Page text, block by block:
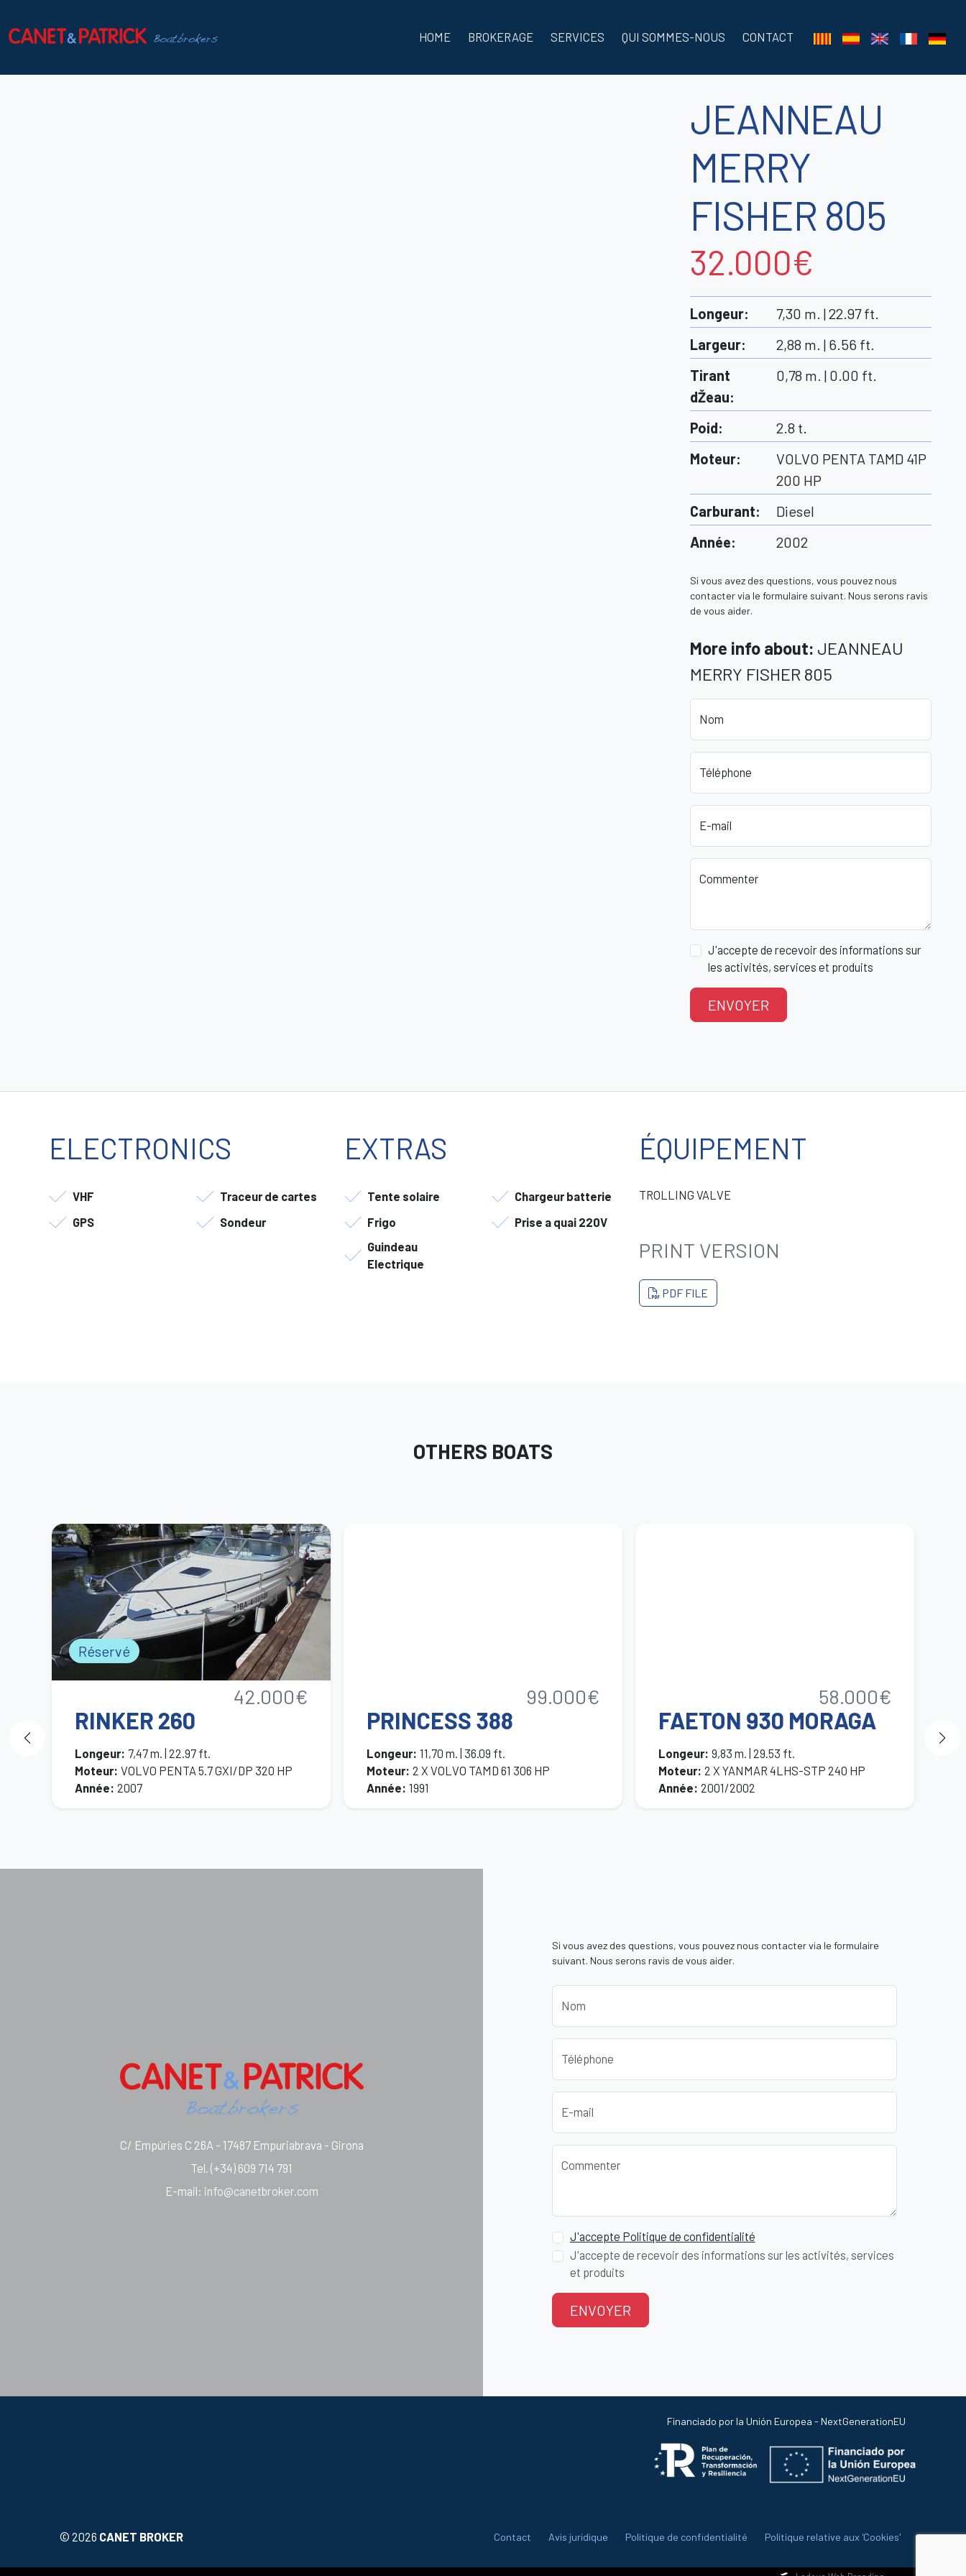
HOME BROKERAGE SERVICES QUI SOMMES-NOUS CONTACT
JEANNEAU
MERRY
FISHER 805
32.000€
Longeur:
7,30 m. | 22.97 ft.
Largeur:
2,88 m. | 6.56 ft.
Tirant
dŽeau:
0,78 m. | 0.00 ft.
Poid: 2.8 t.
Moteur:
VOLVO PENTA TAMD 41P
200 HP
Carburant:
Diesel
Année: 2002
Si vous avez des questions, vous pouvez nous
contacter via le formulaire suivant. Nous serons ravis
de vous aider.
More info about: JEANNEAU
MERRY FISHER 805
Nom
Téléphone
E-mail
Commenter
J'accepte de recevoir des informations sur
les activités, services et produits
ENVOYER
ELECTRONICS
VHF
Traceur de cartes
GPS
Sondeur
EXTRAS
Tente solaire
Chargeur batterie
Frigo
Prise a quai 220V
Guindeau
Electrique
ÉQUIPEMENT
TROLLING VALVE
PRINT VERSION
PDF FILE
OTHERS BOATS
Réservé
42.000€
RINKER 260
Longeur: 7,47 m. | 22.97 ft.
Moteur: VOLVO PENTA 5.7 GXI/DP 320 HP
Année: 2007
99.000€
PRINCESS 388
Longeur: 11,70 m. | 36.09 ft.
Moteur: 2 X VOLVO TAMD 61 306 HP
Année: 1991
58.000€
FAETON 930 MORAGA
Longeur: 9,83 m. | 29.53 ft.
Moteur: 2 X YANMAR 4LHS-STP 240 HP
Année: 2001/2002
C/ Empúries C 26A - 17487 Empuriabrava - Girona
Tel. (+34) 609 714 791
E-mail: info@canetbroker.com
Si vous avez des questions, vous pouvez nous contacter via le formulaire
suivant. Nous serons ravis de vous aider.
Nom
Téléphone
E-mail
Commenter
J'accepte Politique de confidentialité
J'accepte de recevoir des informations sur les activités, services
et produits
ENVOYER
Financiado por la Unión Europea - NextGenerationEU
© 2026 CANET BROKER Contact Avis juridique Politique de confidentialité Politique relative aux 'Cookies'